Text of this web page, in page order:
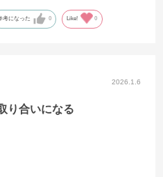
考になった 0 Like! 0
2026.1.6
り合いになる